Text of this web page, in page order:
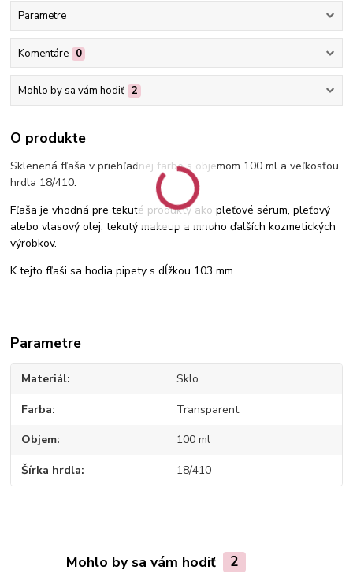
Parametre
Komentáre 0
Mohlo by sa vám hodiť 2
O produkte
Sklenená fľaša v priehľadnej farbe s objemom 100 ml a veľkosťou
hrdla 18/410.
Fľaša je vhodná pre tekuté produkty ako pleťové sérum, pleťový
alebo vlasový olej, tekutý makeup a mnoho ďalších kozmetických
výrobkov.
K tejto fľaši sa hodia pipety s dĺžkou 103 mm.
Parametre
Materiál Sklo
Farba Transparent
Objem 100 ml
Šírka hrdla 18/410
Mohlo by sa vám hodiť 2